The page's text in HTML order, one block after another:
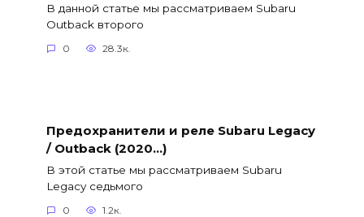
В данной статье мы рассматриваем Subaru
Outback второго
0 28.3к.
Предохранители и реле Subaru Legacy
/ Outback (2020…)
В этой статье мы рассматриваем Subaru
Legacy седьмого
0 1.2к.